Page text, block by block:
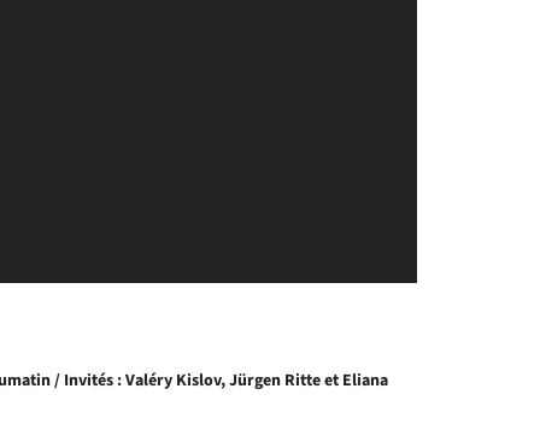
/ Invités : Valéry Kislov, Jürgen Ritte et Eliana